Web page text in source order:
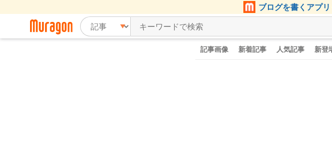
ブログを書くアプ
記事画像 新着記事 人気記事 新登